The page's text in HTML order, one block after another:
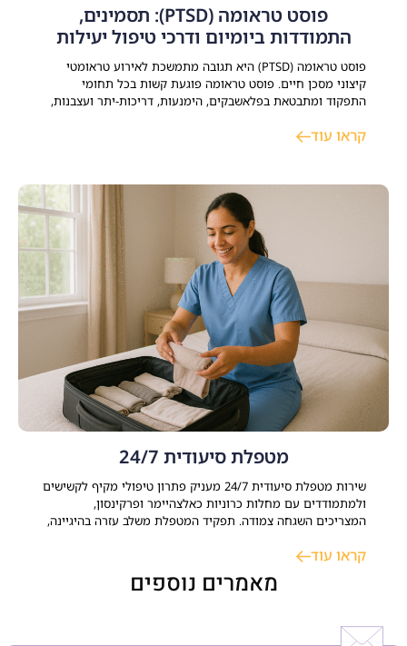
מאמרים נוספים
פוסט טראומה (PTSD): תסמינים,
התמודדות ביומיום ודרכי טיפול יעילות
פוסט טראומה (PTSD) היא תגובה מתמשכת לאירוע טראומטי
קיצוני מסכן חיים. פוסט טראומה פוגעת קשות בכל תחומי
התפקוד ומתבטאת בפלאשבקים, הימנעות, דריכות-יתר ועצבנות,
ותעסוקתיים. קיימים כיום טיפולים יעילים ומוכחים – הכוללים
קראו עוד
מטפלת סיעודית 24/7
שירות מטפלת סיעודית 24/7 מעניק פתרון טיפולי מקיף לקשישים
ולמתמודדים עם מחלות כרוניות כאלצהיימר ופרקינסון,
המצריכים השגחה צמודה. תפקיד המטפלת משלב עזרה בהיגיינה,
או ישראלית דורשת אבחון רפואי ממוקד ותקופת ניסיון, במטרה
קראו עוד